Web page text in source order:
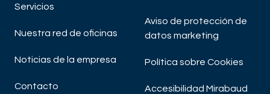
Servicios
Nuestra red de oficinas
Noticias de la empresa
Contacto
Aviso de protección de
datos marketing
Política sobre Cookies
Accesibilidad Mirabaud